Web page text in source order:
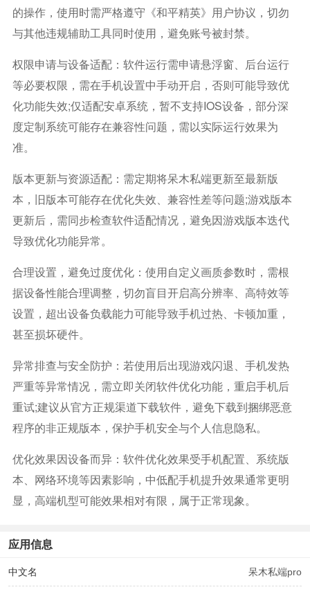
的操作，使用时需严格遵守《和平精英》用户协议，切勿
与其他违规辅助工具同时使用，避免账号被封禁。
权限申请与设备适配：软件运行需申请悬浮窗、后台运行
等必要权限，需在手机设置中手动开启，否则可能导致优
化功能失效;仅适配安卓系统，暂不支持iOS设备，部分深
度定制系统可能存在兼容性问题，需以实际运行效果为
准。
版本更新与资源适配：需定期将呆木私端更新至最新版
本，旧版本可能存在优化失效、兼容性差等问题;游戏版本
更新后，需同步检查软件适配情况，避免因游戏版本迭代
导致优化功能异常。
合理设置，避免过度优化：使用自定义画质参数时，需根
据设备性能合理调整，切勿盲目开启高分辨率、高特效等
设置，超出设备负载能力可能导致手机过热、卡顿加重，
甚至损坏硬件。
异常排查与安全防护：若使用后出现游戏闪退、手机发热
严重等异常情况，需立即关闭软件优化功能，重启手机后
重试;建议从官方正规渠道下载软件，避免下载到捆绑恶意
程序的非正规版本，保护手机安全与个人信息隐私。
优化效果因设备而异：软件优化效果受手机配置、系统版
本、网络环境等因素影响，中低配手机提升效果通常更明
显，高端机型可能效果相对有限，属于正常现象。
应用信息
中文名 呆木私端pro